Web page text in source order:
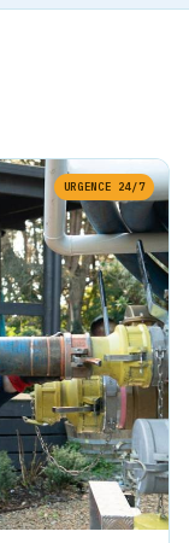
URGENCE 24/7